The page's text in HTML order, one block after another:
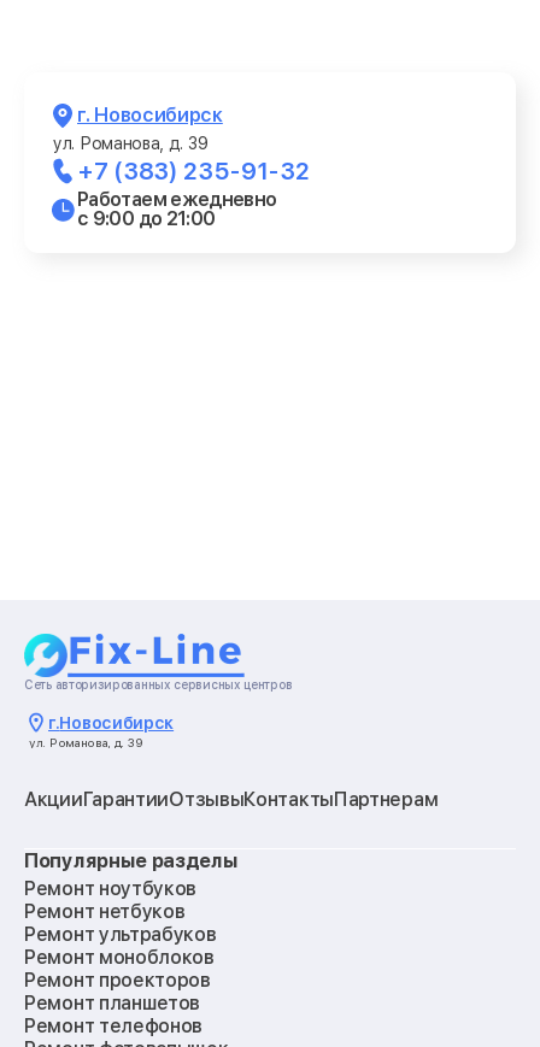
г. Новосибирск
ул. Романова, д. 39
+7 (383) 235-91-32
Работаем ежедневно
с 9:00 до 21:00
Сеть авторизированных сервисных центров
г.Новосибирск
ул. Романова, д. 39
АкцииГарантииОтзывыКонтактыПартнерам
Популярные разделы
Ремонт ноутбуков
Ремонт нетбуков
Ремонт ультрабуков
Ремонт моноблоков
Ремонт проекторов
Ремонт планшетов
Ремонт телефонов